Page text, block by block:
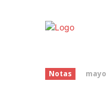
¿Por
Notas mayo